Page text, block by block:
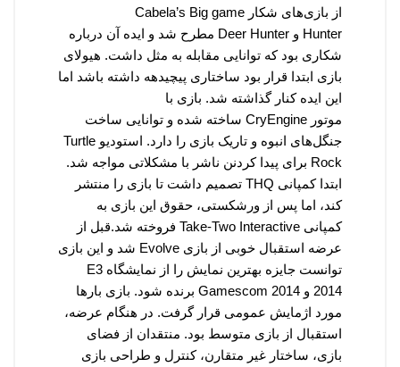
از بازی‌های شکار Cabela’s Big game
Hunter و Deer Hunter مطرح شد و ایده آن درباره
شکاری بود که توانایی مقابله به مثل داشت. هیولای
بازی ابتدا قرار بود ساختاری پیچیدهه داشته باشد اما
این ایده کنار گذاشته شد. بازی با
موتور CryEngine ساخته شده و توانایی ساخت
جنگل‌های انبوه و تاریک بازی را دارد. استودیو Turtle
Rock برای پیدا کردنن ناشر با مشکلاتی مواجه شد.
ابتدا کمپانی THQ تصمیم داشت تا بازی را منتشر
کند، اما پس از ورشکستی، حقوق این بازی به
کمپانی Take-Two Interactive فروخته شد.قبل از
عرضه استقبال خوبی از بازی Evolve شد و این بازی
توانست جایزه بهترین نمایش را از نمایشگاه E3
2014 و Gamescom 2014 برنده شود. بازی بارها
مورد اژمایش عمومی قرار گرفت. در هنگام عرضه،
استقبال از بازی متوسط بود. منتقدان از فضای
بازی، ساختار غیر متقارن، کنترل و طراحی بازی